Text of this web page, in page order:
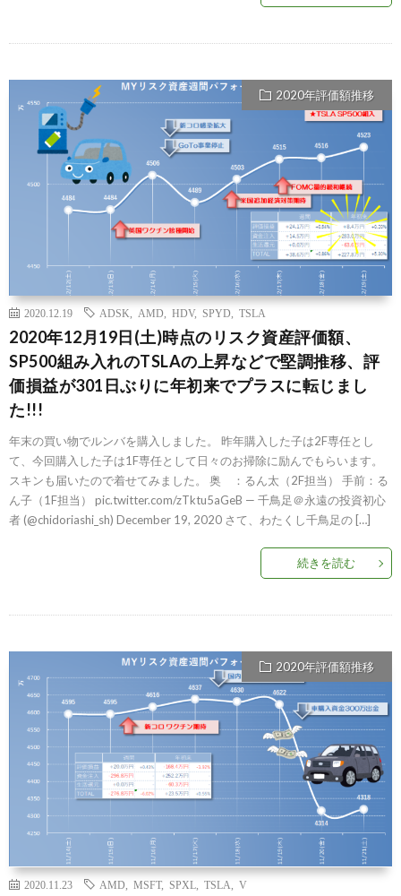
2020年評価額推移
2020.12.19 ADSK AMD HDV, SPYD TSLA
2020年12月19日(土)時点のリスク資産評価額、
SP500組み入れのTSLAの上昇などで堅調推移、評
価損益が301日ぶりに年初来でプラスに転じまし
た!!!
年末の買い物でルンバを購入しました。 昨年購入した子は2F専任とし
て、今回購入した子は1F専任として日々のお掃除に励んでもらいます。
スキンも届いたので着せてみました。 奥 ：るん太（2F担当） 手前：る
ん子（1F担当） pic.twitter.com/zTktu5aGeB — 千鳥足＠永遠の投資初心
者 (@chidoriashi_sh) December 19, 2020 さて、わたくし千鳥足の […]
続きを読む
2020年評価額推移
2020.11.23 AMD MSFT, SPXL TSLA V